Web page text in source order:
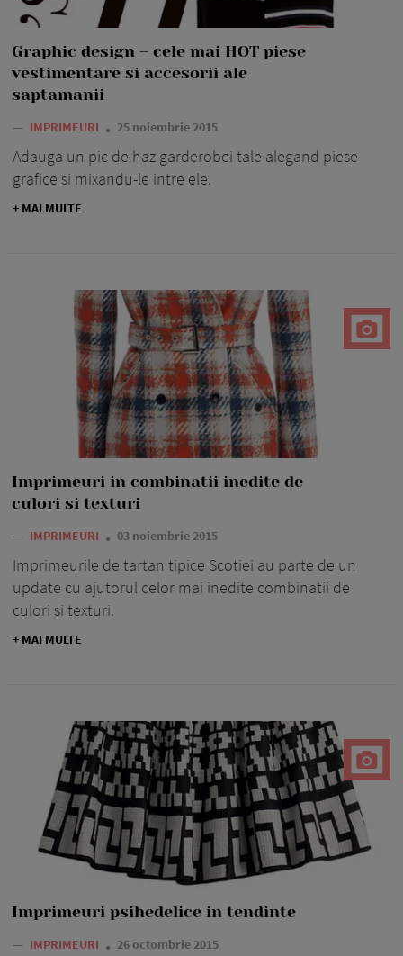
Graphic design – cele mai HOT piese
vestimentare si accesorii ale
saptamanii
— IMPRIMEURI 25 noiembrie 2015
Adauga un pic de haz garderobei tale alegand piese
grafice si mixandu-le intre ele.
+ MAI MULTE
Imprimeuri in combinatii inedite de
culori si texturi
— IMPRIMEURI 03 noiembrie 2015
Imprimeurile de tartan tipice Scotiei au parte de un
update cu ajutorul celor mai inedite combinatii de
culori si texturi.
+ MAI MULTE
Imprimeuri psihedelice in tendinte
— IMPRIMEURI 26 octombrie 2015